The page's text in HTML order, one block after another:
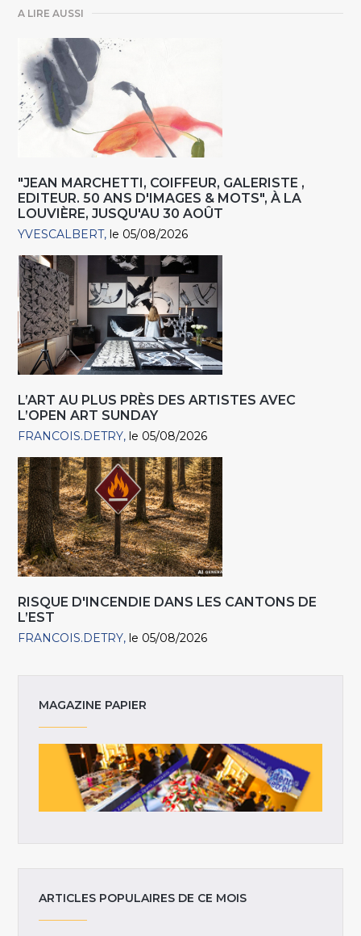
A LIRE AUSSI
"JEAN MARCHETTI, COIFFEUR, GALERISTE ,
EDITEUR. 50 ANS D'IMAGES & MOTS", À LA
LOUVIÈRE, JUSQU'AU 30 AOÛT
YVESCALBERT le 05/08/2026
L’ART AU PLUS PRÈS DES ARTISTES AVEC
L’OPEN ART SUNDAY
FRANCOIS.DETRY le 05/08/2026
RISQUE D'INCENDIE DANS LES CANTONS DE
L’EST
FRANCOIS.DETRY le 05/08/2026
MAGAZINE PAPIER
ARTICLES POPULAIRES DE CE MOIS